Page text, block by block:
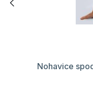
Nohavice